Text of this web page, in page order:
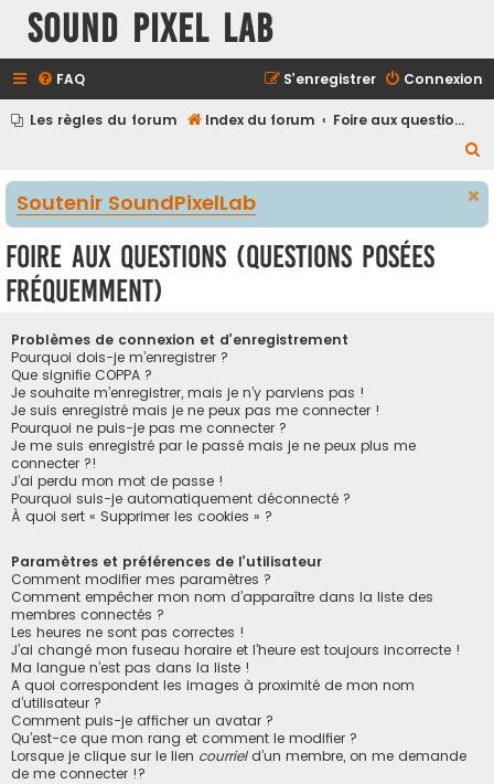
Sound Pixel Lab
FAQ Connexion
S’enregistrer
Les règles du forum Index du forum
Foire aux questions (Questions posées fréquemment)
e
Soutenir SoundPixelLab
Foire aux questions (Questions posées
fréquemment)
Problèmes de connexion et d’enregistrement
Pourquoi dois-je m’enregistrer ?
Que signifie COPPA ?
Je souhaite m’enregistrer, mais je n’y parviens pas !
Je suis enregistré mais je ne peux pas me connecter !
Pourquoi ne puis-je pas me connecter ?
Je me suis enregistré par le passé mais je ne peux plus me
connecter ?!
J’ai perdu mon mot de passe !
Pourquoi suis-je automatiquement déconnecté ?
À quoi sert « Supprimer les cookies » ?
Paramètres et préférences de l’utilisateur
Comment modifier mes paramètres ?
Comment empêcher mon nom d’apparaître dans la liste des
membres connectés ?
Les heures ne sont pas correctes !
J’ai changé mon fuseau horaire et l’heure est toujours incorrecte !
Ma langue n’est pas dans la liste !
A quoi correspondent les images à proximité de mon nom
d’utilisateur ?
Comment puis-je afficher un avatar ?
Qu’est-ce que mon rang et comment le modifier ?
Lorsque je clique sur le lien courrield’un membre, on me demande
de me connecter !?